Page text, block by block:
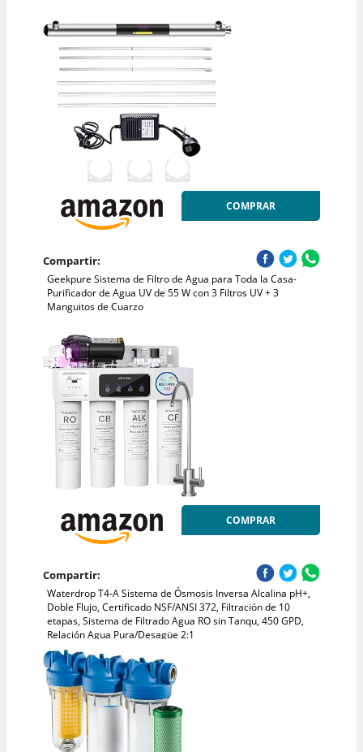
COMPRAR
Compartir:
Geekpure Sistema de Filtro de Agua para Toda la Casa-
Purificador de Agua UV de 55 W con 3 Filtros UV + 3
Manguitos de Cuarzo
COMPRAR
Compartir:
Waterdrop T4-A Sistema de Ósmosis Inversa Alcalina pH+,
Doble Flujo, Certificado NSF/ANSI 372, Filtración de 10
etapas, Sistema de Filtrado Agua RO sin Tanqu, 450 GPD,
Relación Agua Pura/Desagüe 2:1